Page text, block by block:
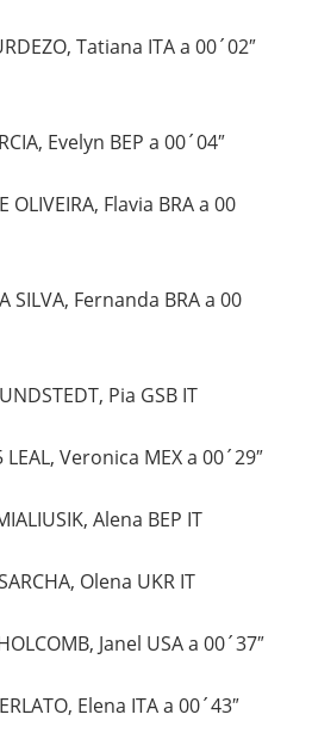
Tatiana ITA a 00´02″
Evelyn BEP a 00´04″
OLIVEIRA, Flavia BRA a 00
SILVA, Fernanda BRA a 00
Pia GSB IT
Veronica MEX a 00´29″
Alena BEP IT
Olena UKR IT
Janel USA a 00´37″
Elena ITA a 00´43″